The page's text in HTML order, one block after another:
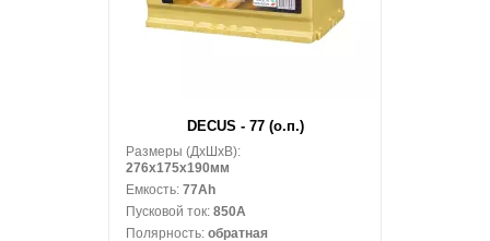
DECUS - 77 (о.п.)
Размеры (ДxШxВ):
276x175x190мм
Емкость: 77Ah
Пусковой ток: 850A
Полярность: обратная